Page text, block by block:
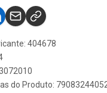
404678
do Produto: